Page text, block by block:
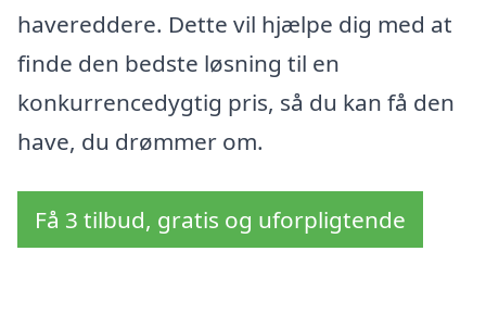
havereddere. Dette vil hjælpe dig med at
finde den bedste løsning til en
konkurrencedygtig pris, så du kan få den
have, du drømmer om.
Få 3 tilbud, gratis og uforpligtende